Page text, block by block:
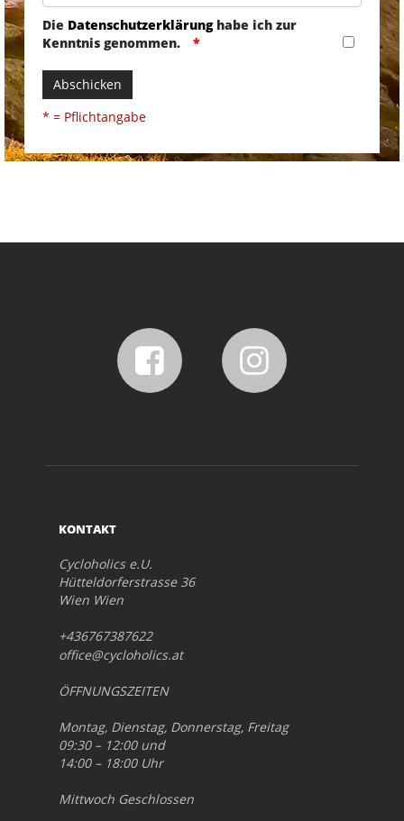
Die Datenschutzerklärunghabe ich zur
Kenntnis genommen.
Abschicken
* = Pflichtangabe
KONTAKT
Cycloholics e.U.
Hütteldorferstrasse 36
Wien Wien
+436767387622
office@cycloholics.at
ÖFFNUNGSZEITEN
Montag, Dienstag, Donnerstag, Freitag
09:30 – 12:00 und
14:00 – 18:00 Uhr
Mittwoch Geschlossen